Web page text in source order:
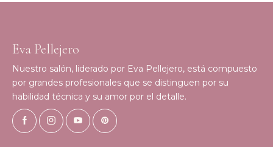
Eva Pellejero
Nuestro salón, liderado por Eva Pellejero, está compuesto
por grandes profesionales que se distinguen por su
habilidad técnica y su amor por el detalle.